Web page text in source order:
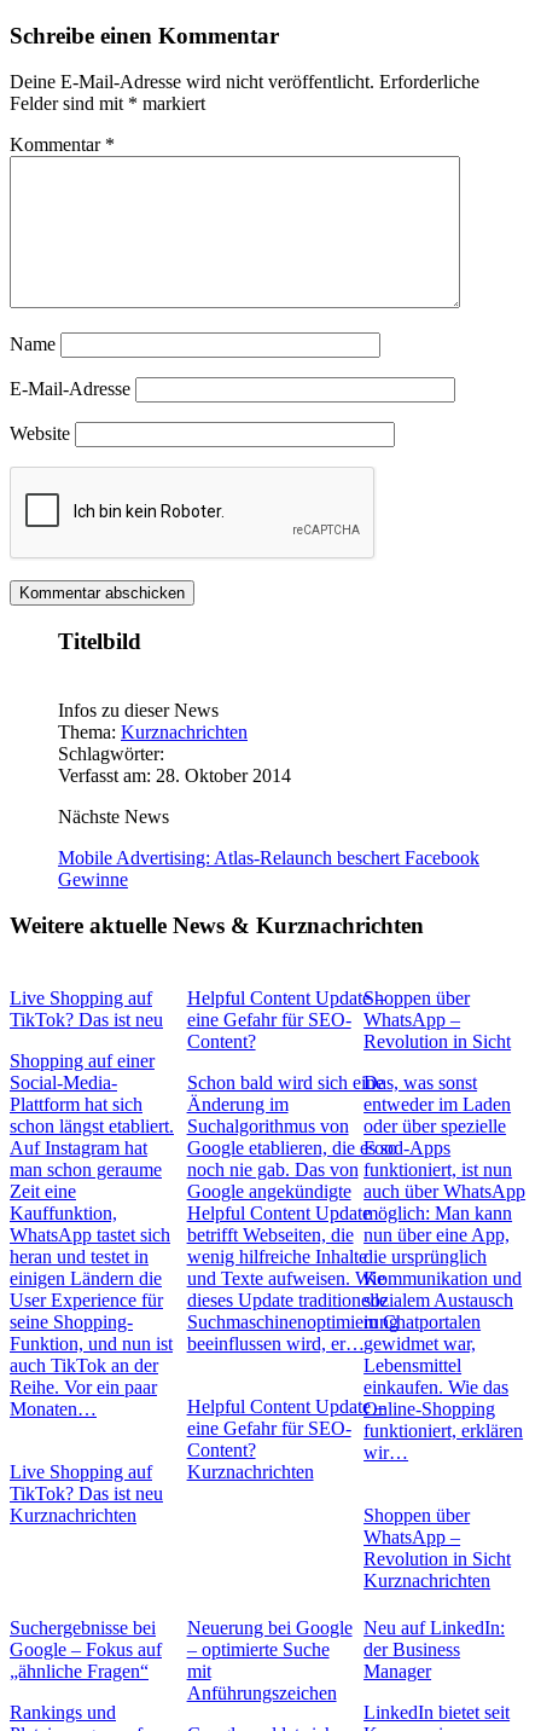
Schreibe einen Kommentar
Deine E-Mail-Adresse wird nicht veröffentlicht. Erforderliche
Felder sind mit * markiert
Kommentar *
Name
E-Mail-Adresse
Website
Titelbild
Infos zu dieser News
Thema: Kurznachrichten
Schlagwörter:
Verfasst am: 28. Oktober 2014
Nächste News
Mobile Advertising: Atlas-Relaunch beschert Facebook
Gewinne
Weitere aktuelle News & Kurznachrichten
Live Shopping auf
TikTok? Das ist neu
Shopping auf einer
Social-Media-
Plattform hat sich
schon längst etabliert.
Auf Instagram hat
man schon geraume
Zeit eine
Kauffunktion,
WhatsApp tastet sich
heran und testet in
einigen Ländern die
User Experience für
seine Shopping-
Funktion, und nun ist
auch TikTok an der
Reihe. Vor ein paar
Monaten…
Live Shopping auf
TikTok? Das ist neu
Kurznachrichten
Helpful Content Update –
eine Gefahr für SEO-
Content?
Schon bald wird sich eine
Änderung im
Suchalgorithmus von
Google etablieren, die es so
noch nie gab. Das von
Google angekündigte
Helpful Content Update
betrifft Webseiten, die
wenig hilfreiche Inhalte
und Texte aufweisen. Wie
dieses Update traditionelle
Suchmaschinenoptimierung
beeinflussen wird, er…
Helpful Content Update –
eine Gefahr für SEO-
Content?
Kurznachrichten
Shoppen über
WhatsApp –
Revolution in Sicht
Das, was sonst
entweder im Laden
oder über spezielle
Food-Apps
funktioniert, ist nun
auch über WhatsApp
möglich: Man kann
nun über eine App,
die ursprünglich
Kommunikation und
sozialem Austausch
in Chatportalen
gewidmet war,
Lebensmittel
einkaufen. Wie das
Online-Shopping
funktioniert, erklären
wir…
Shoppen über
WhatsApp –
Revolution in Sicht
Kurznachrichten
Suchergebnisse bei
Google – Fokus auf
„ähnliche Fragen“
Rankings und
Neuerung bei Google
– optimierte Suche
mit
Anführungszeichen
Neu auf LinkedIn:
der Business
Manager
LinkedIn bietet seit